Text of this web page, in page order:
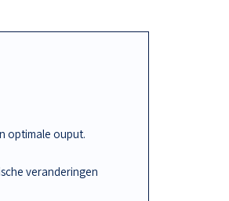
optimale ouput.
veranderingen